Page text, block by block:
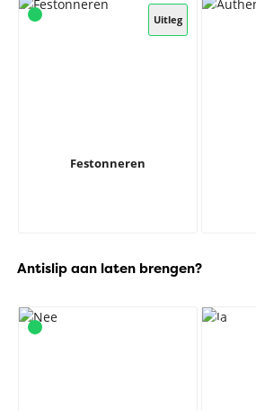
Uitleg
Festonneren
Antislip aan laten brengen?